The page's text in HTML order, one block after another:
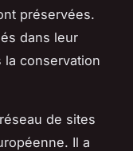
préservées.
dans leur
conservation
de sites
Il a